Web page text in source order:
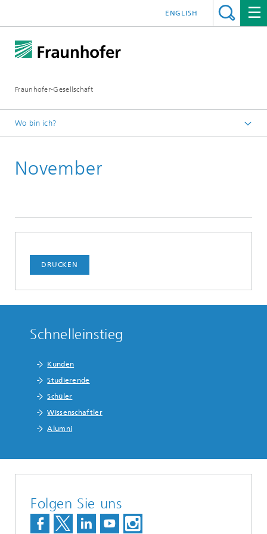
Fraunhofer-Gesellschaft
ENGLISH
Wo bin ich?
Presseinformationen
November
DRUCKEN
Schnelleinstieg
Kunden
Studierende
Schüler
Wissenschaftler
Alumni
Folgen Sie uns